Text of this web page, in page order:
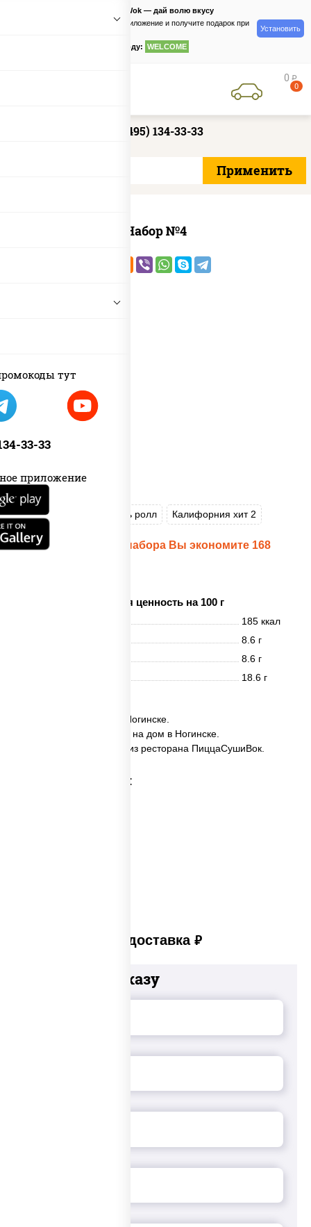
тут
33-33
приложение
PizzaSushiWok — дай волю вкусу
Скачайте приложение и получите подарок при
по промокоду: WELCOME
Установить
0 руб
0
+7 (495) 134-33-33
Набор №4
Пицца Цезарь Цезарь ролл Калифорния хит 2
При заказе данного набора Вы экономите 168
Пищевая ценность на 100 г
185 ккал
8.6 г
8.6 г
18.6 г
✅ Набор №4 заказать в Ногинске.
✅ Набор №4 с доставкой на дом в Ногинске.
✅ Набор №4 в Ногинске из ресторана ПиццаСушиВок.
Категории товара:
Платная доставка руб
Добавьте к заказу